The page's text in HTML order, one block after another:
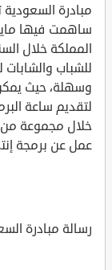
مبادرة السعودية
ساهمت فيها
المملكة خلال
للشباب
وسهلة، حيث
لتقديم ساعة
خلال مجموعة من
عمل عن برمجة
رسالة مبادرة